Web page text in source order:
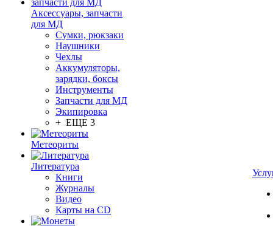
Аксессуары, запчасти
для МД
Сумки, рюкзаки
Наушники
Чехлы
Аккумуляторы,
зарядки, боксы
Инструменты
Запчасти для МД
Экипировка
+ ЕЩЕ 3
Метеориты
Литература
Книги
Журналы
Видео
Карты на CD